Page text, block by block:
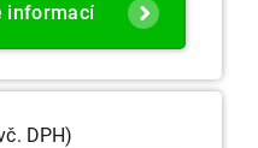
informací
DPH)